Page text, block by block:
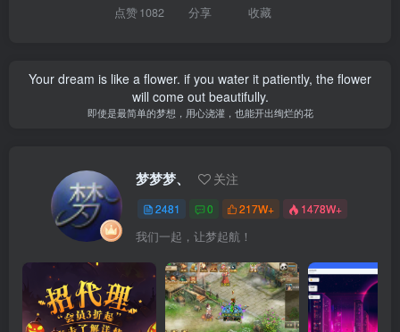
点赞1082 分享 收藏
Your dream is like a flower. if you water it patiently, the flower
will come out beautifully.
即使是最简单的梦想，用心浇灌，也能开出绚烂的花
梦梦梦、 关注
2481 0 217W+ 1478W+
我们一起，让梦起航！